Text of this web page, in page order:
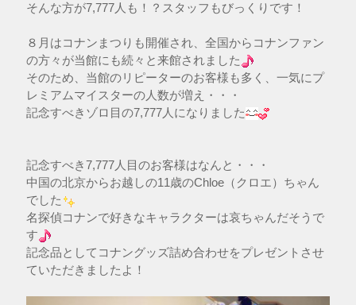
そんな方が7,777人も！？スタッフもびっくりです！
８月はコナンまつりも開催され、全国からコナンファン
の方々が当館にも続々と来館されました
そのため、当館のリピーターのお客様も多く、一気にプ
レミアムマイスターの人数が増え・・・
記念すべきゾロ目の7,777人になりました
記念すべき7,777人目のお客様はなんと・・・
中国の北京からお越しの11歳のChloe（クロエ）ちゃん
でした
名探偵コナンで好きなキャラクターは哀ちゃんだそうで
す
記念品としてコナングッズ詰め合わせをプレゼントさせ
ていただきましたよ！